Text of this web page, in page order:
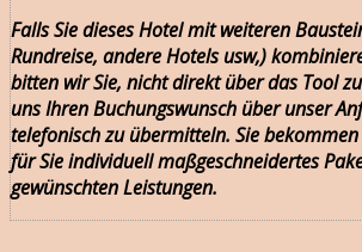
Falls Sie dieses Hotel mit weiteren
Rundreise, andere Hotels usw,)
bitten wir Sie, nicht direkt über das Tool
uns Ihren Buchungswunsch über unser
telefonisch zu übermitteln. Sie
für Sie individuell maßgeschneidertes
gewünschten Leistungen.